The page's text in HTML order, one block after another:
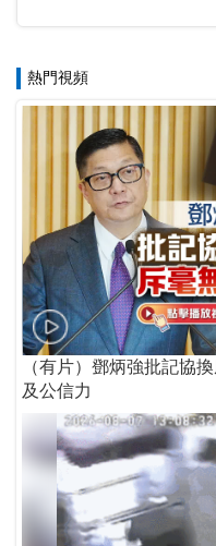
熱門視頻
（有片）鄧炳強批記協
及公信力